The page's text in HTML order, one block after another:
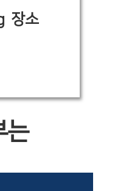
장소
는